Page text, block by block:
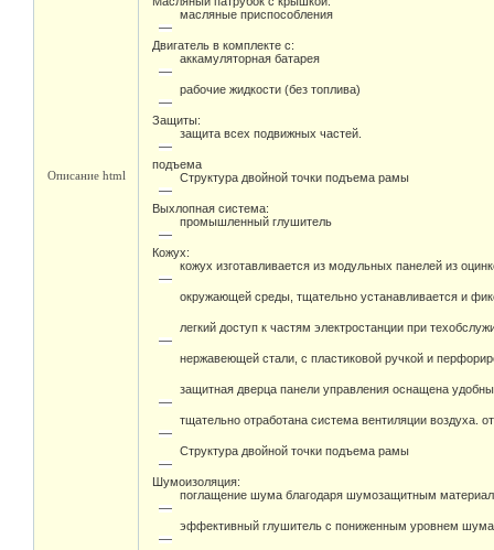
Описание html
масляные приспособления
Двигатель в комплекте с:
аккамуляторная батарея
рабочие жидкости (без топлива)
Защиты:
защита всех подвижных частей.
подъема
Структура двойной точки подъема рамы
Выхлопная система:
промышленный глушитель
Кожух:
кожух изготавливается из модульных панелей из
окружающей среды, тщательно устанавливается и
легкий доступ к частям электростанции при
нержавеющей стали, с пластиковой ручкой и
защитная дверца панели управления оснащена
тщательно отработана система вентиляции
Структура двойной точки подъема рамы
Шумоизоляция:
поглащение шума благодаря шумозащитным
эффективный глушитель с пониженным уровнем